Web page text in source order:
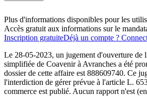
Plus d'informations disponibles pour les
Accès gratuit aux informations sur le
Inscription gratuiteDéjà un compte ?
Le 28-05-2023, un jugement d'ouverture de
simplifiée de Coavenir à Avranches a été
dossier de cette affaire est 888609740. Ce
l'interdiction de gérer prévue à l'article L.
commerce est publié. Aucun rapport n'est